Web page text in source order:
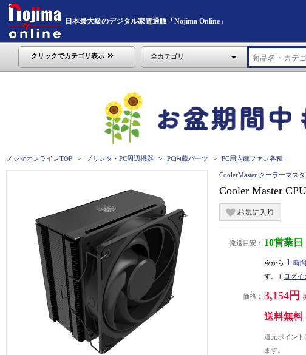
日本最大級のデジタル家電通販「Nojima Online」
クリックでカテゴリ表示 全カテゴリ
ノジマオンラインTOP プリンタ・PC周辺機器 PC内蔵パーツ PC用内蔵ファン各種
CoolerMaster クーラーマス
Cooler Master
発送目安： 10営業日
今から 1 時間
す。 [ ログイ
価格： 3,154円 (
送料無料
還元ポイント
ます。